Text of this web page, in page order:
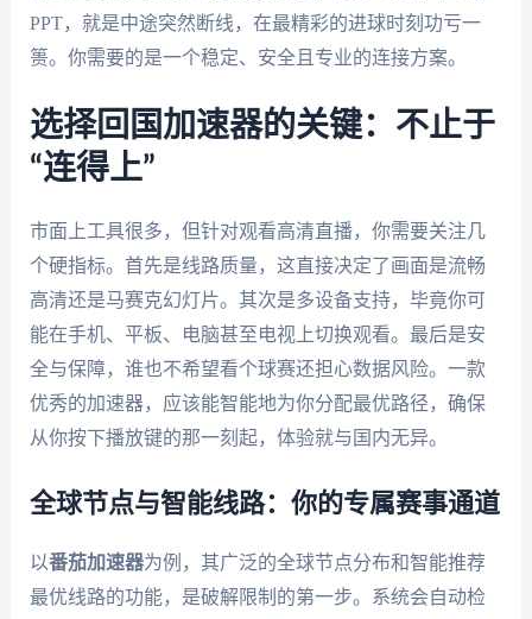
PPT，就是中途突然断线，在最精彩的进球时刻功亏一
篑。你需要的是一个稳定、安全且专业的连接方案。
选择回国加速器的关键：不止于
“连得上”
市面上工具很多，但针对观看高清直播，你需要关注几
个硬指标。首先是线路质量，这直接决定了画面是流畅
高清还是马赛克幻灯片。其次是多设备支持，毕竟你可
能在手机、平板、电脑甚至电视上切换观看。最后是安
全与保障，谁也不希望看个球赛还担心数据风险。一款
优秀的加速器，应该能智能地为你分配最优路径，确保
从你按下播放键的那一刻起，体验就与国内无异。
全球节点与智能线路：你的专属赛事通道
以番茄加速器为例，其广泛的全球节点分布和智能推荐
最优线路的功能，是破解限制的第一步。系统会自动检